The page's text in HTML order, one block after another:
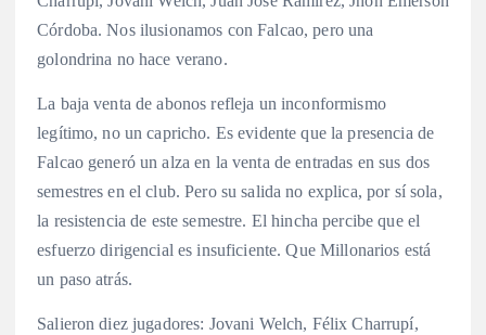
Córdoba. Nos ilusionamos con Falcao, pero una
golondrina no hace verano.
La baja venta de abonos refleja un inconformismo
legítimo, no un capricho. Es evidente que la presencia de
Falcao generó un alza en la venta de entradas en sus dos
semestres en el club. Pero su salida no explica, por sí sola,
la resistencia de este semestre. El hincha percibe que el
esfuerzo dirigencial es insuficiente. Que Millonarios está
un paso atrás.
Salieron diez jugadores: Jovani Welch, Félix Charrupí,